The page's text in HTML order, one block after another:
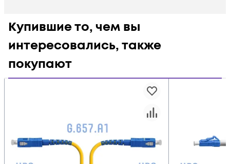
Купившие то, чем вы
интересовались, также
покупают